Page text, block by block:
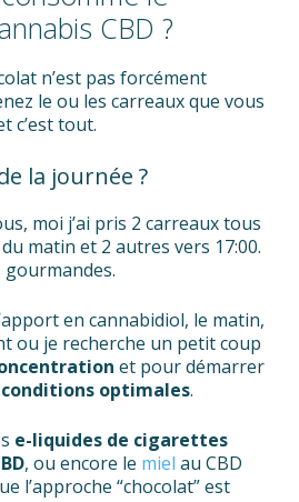
CBD ?
n’est pas forcément
le ou les carreaux que vous
c’est tout.
la journée ?
moi j’ai pris 2 carreaux tous
matin et 2 autres vers 17:00.
gourmandes.
en cannabidiol, le matin,
ou je recherche un petit coup
et pour démarrer
conditions optimales.
e-liquides de cigarettes
, ou encore le miel au CBD
l’approche “chocolat” est